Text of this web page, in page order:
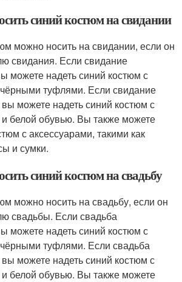
синий костюм на свидании
можно носить на свидании, если он
свидания. Если свидание
можете надеть синий костюм с
туфлями. Если свидание
можете надеть синий костюм с
белой обувью. Вы также можете
с аксессуарами, такими как
и сумки.
синий костюм на свадьбу
можно носить на свадьбу, если он
свадьбы. Если свадьба
можете надеть синий костюм с
туфлями. Если свадьба
можете надеть синий костюм с
белой обувью. Вы также можете